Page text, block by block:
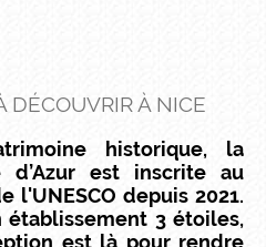
À NICE
historique, la
est inscrite au
l'UNESCO depuis 2021.
établissement 3 étoiles,
est là pour rendre